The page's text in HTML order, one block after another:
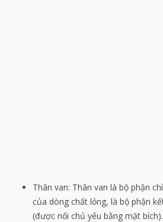
Thân van: Thân van là bộ phận
của dòng chất lỏng, là bộ phận
(được nối chủ yếu bằng mặt